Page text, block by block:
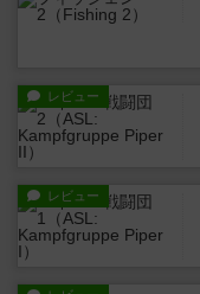
レビュー
レビュー